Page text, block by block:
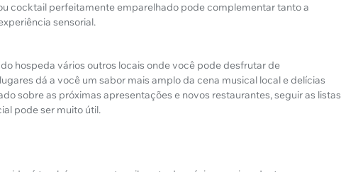
cocktail perfeitamente emparelhado pode complementar tanto a
sensorial.
hospeda vários outros locais onde você pode desfrutar de
dá a você um sabor mais amplo da cena musical local e delícias
sobre as próximas apresentações e novos restaurantes, seguir as listas
pode ser muito útil.